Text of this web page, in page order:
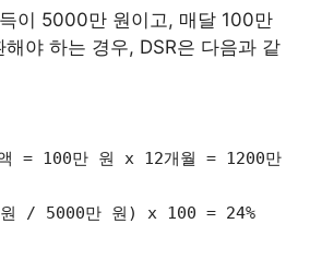
이 5000만 원이고, 매달 100만
해야 하는 경우, DSR은 다음과 같
액 = 100만 원 x 12개월 = 1200만
원 / 5000만 원) x 100 = 24%